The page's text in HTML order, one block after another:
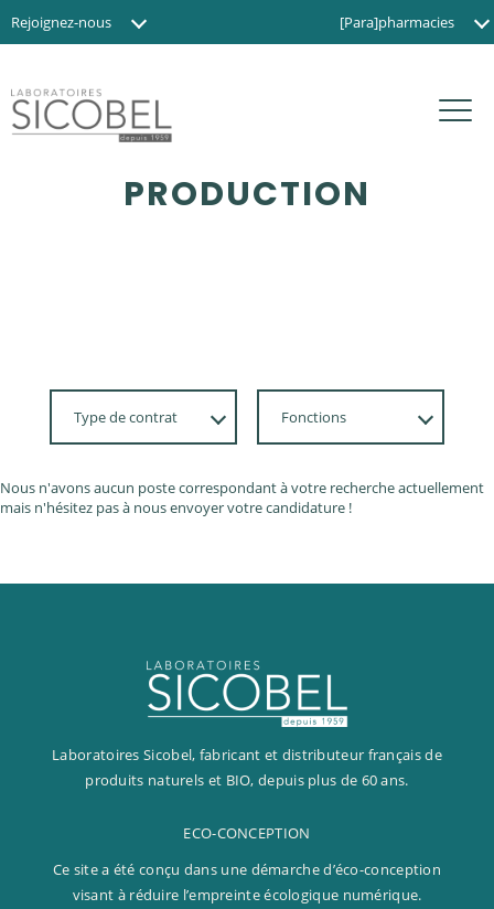
Rejoignez-nous
Contact
[Para]pharmacies
QUI SOMMES-NOUS ?
RÉVÉLATEUR DE MARQUES NATURELLES ET BIO
CONCEPTEUR ET INNOVATEUR
FABRICANT FRANÇAIS
DISTRIBUTEUR DÉDIÉ
UNE ÉQUIPE ENGAGÉE
NOS ACTIONS ENVIRONNEMENTALES
NOS CLIENTS
PHARMACIES / PARAPHARMACIES
INSTITUTS / SPAS
MAGASINS BIO
NOS MARQUES
PRODUCTION
Type de contrat
Stage
Fonctions
Commerce
Production
Ressources
Supply Chain
Nous n'avons aucun poste correspondant à votre recherche actuellement
mais n'hésitez pas à nous envoyer votre candidature !
Laboratoires Sicobel, fabricant et distributeur français de
produits naturels et BIO, depuis plus de 60 ans.
ECO-CONCEPTION
Ce site a été conçu dans une démarche d’éco-conception
visant à réduire l’empreinte écologique numérique.